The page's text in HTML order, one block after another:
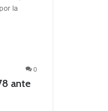
la
0
ante